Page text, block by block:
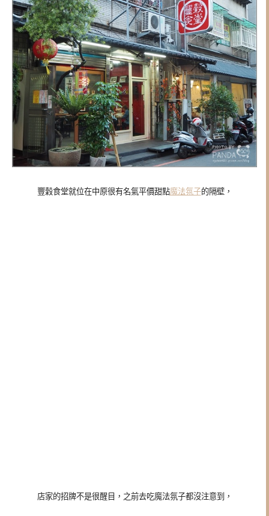
豐穀食堂就位在中原很有名氣平價甜點魔法氛子的隔壁，
店家的招牌不是很醒目，之前去吃魔法氛子都沒注意到，